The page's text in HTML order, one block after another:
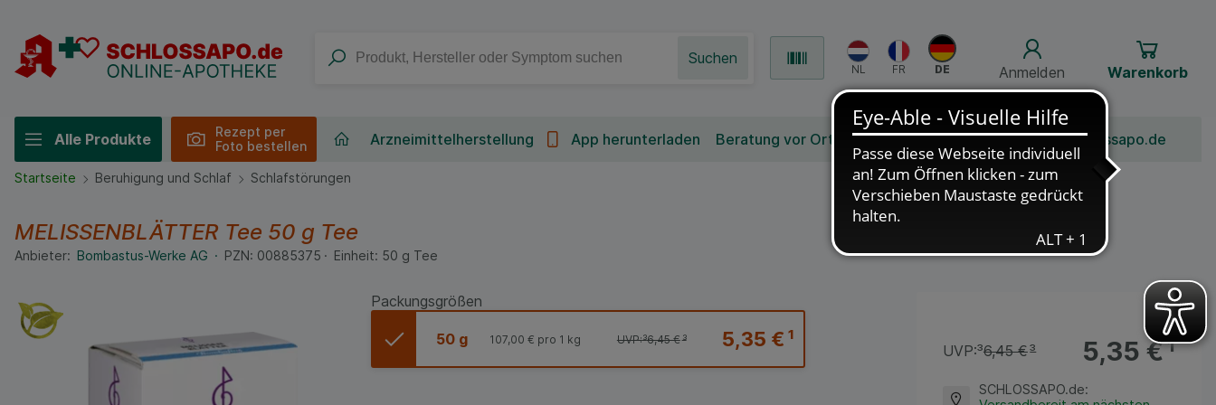
Anmelden Warenkorb
Suchen
Alle Produkte
Rezept per
Foto bestellen
Arzneimittelherstellung App herunterladen Beratung vor Ort Bonusprogramm Jobs Über Schlossapo.de
Startseite Beruhigung und Schlaf Schlafstörungen
MELISSENBLÄTTER Tee 50 g Tee
Anbieter: Bombastus-Werke AG PZN: 00885375 Einheit: 50 g Tee
Packungsgrößen
50 g 5,35 €¹
UVP:³6,45 €³
107,00 € pro 1 kg 5,35 €¹
UVP:³6,45 €³
SCHLOSSAPO.de: